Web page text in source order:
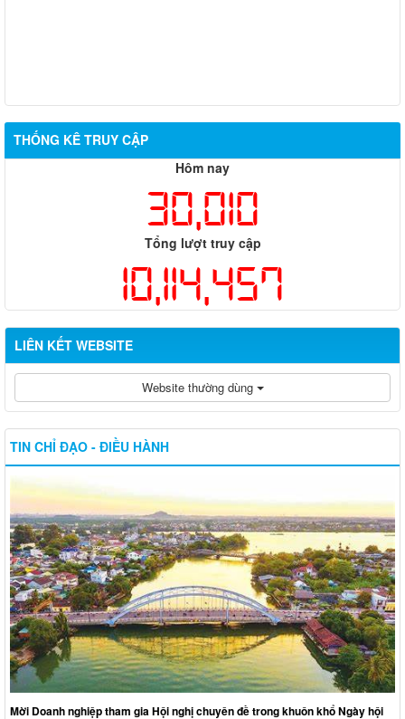
THỐNG KÊ TRUY CẬP
Hôm nay
30,010
Tổng lượt truy cập
10,114,457
LIÊN KẾT WEBSITE
Website thường dùng
TIN CHỈ ĐẠO - ĐIỀU HÀNH
Mời Doanh nghiệp tham gia Hội nghị chuyên đề trong khuôn khổ Ngày hội